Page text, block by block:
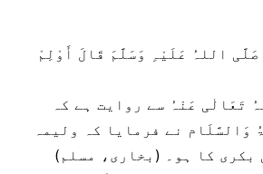
صَلَّی اللہُ عَلَیْہِ وَسَلَّمَ قَالَ أَوْلِمْ
تَعَالٰی عَنْہُ سے روایت ہے کہ
وَالسَّلَام نے فرمایا کہ ولیمہ
بکری کا ہو۔ (بخاری، مسلم)